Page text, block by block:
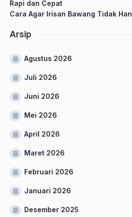
Rapi dan Cepat
Cara Agar Irisan Bawang Tidak
Arsip
Agustus 2026
Juli 2026
Juni 2026
Mei 2026
April 2026
Maret 2026
Februari 2026
Januari 2026
Desember 2025